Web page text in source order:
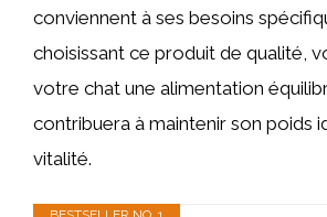
conviennent à ses besoins
choisissant ce produit de qualité,
votre chat une alimentation
contribuera à maintenir son poids
vitalité.